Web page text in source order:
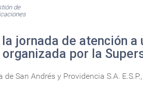
de
jornada de atención a
por la
San Andrés y Providencia S.A.